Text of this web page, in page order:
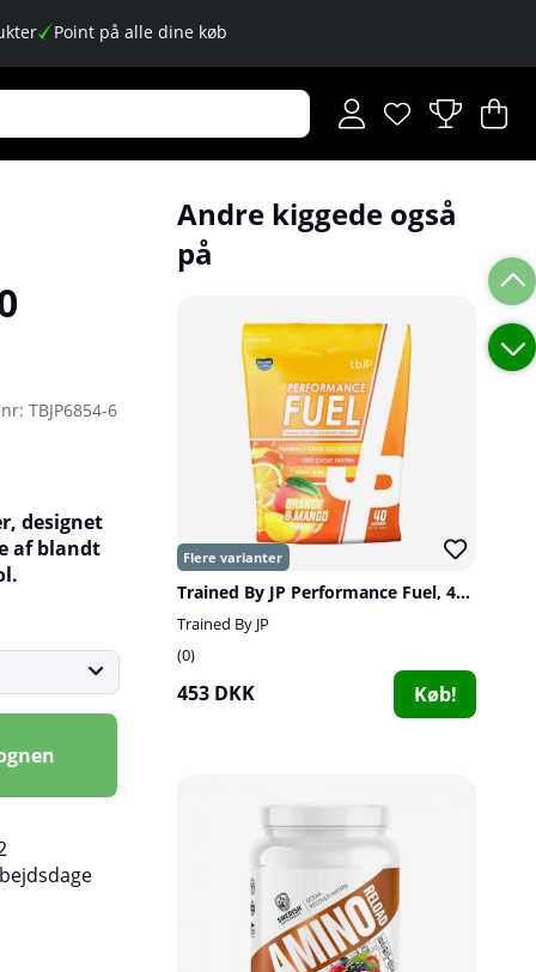
Point på alle dine køb
Ønskeliste
Antal på
.
.
TBJP6854-6
designet
af blandt
Andre kiggede også
på
Trained By JP Performance Fuel, 40 serv.
Trained By JP
0
453 DKK Køb!